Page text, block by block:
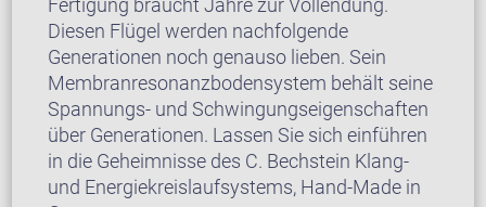
Diesen Flügel werden nachfolgende
Generationen noch genauso lieben. Sein
Membranresonanzbodensystem behält seine
Spannungs- und Schwingungseigenschaften
über Generationen. Lassen Sie sich einführen
in die Geheimnisse des C. Bechstein Klang-
und Energiekreislaufsystems, Hand-Made in